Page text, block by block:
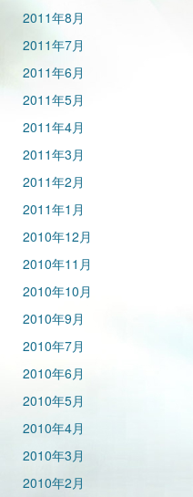
2011年8月
2011年7月
2011年6月
2011年5月
2011年4月
2011年3月
2011年2月
2011年1月
2010年12月
2010年11月
2010年10月
2010年9月
2010年7月
2010年6月
2010年5月
2010年4月
2010年3月
2010年2月